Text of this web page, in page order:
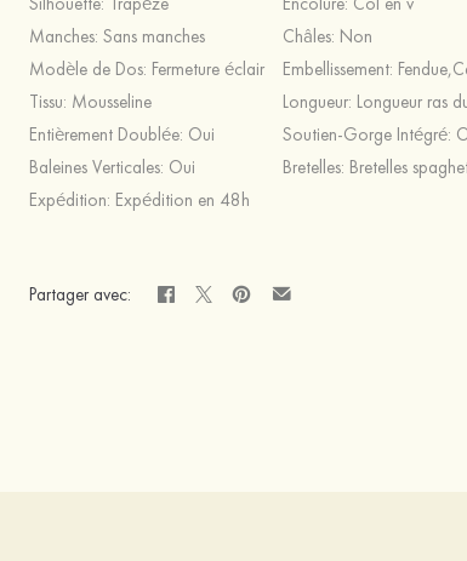
Manches: Sans manches Châles: Non
Modèle de Dos: Fermeture éclair Embellissement:
Tissu: Mousseline Longueur: Longueur ras
Entièrement Doublée: Oui Soutien-Gorge Intégré:
Baleines Verticales: Oui Bretelles: Bretelles
Expédition: Expédition en 48h
Partager avec: